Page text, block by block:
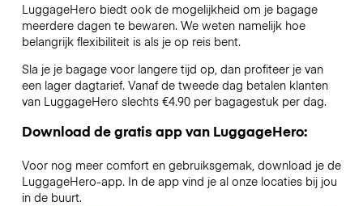
LuggageHero biedt ook de mogelijkheid om je bagage
meerdere dagen te bewaren. We weten namelijk hoe
belangrijk flexibiliteit is als je op reis bent.
Sla je je bagage voor langere tijd op, dan profiteer je van
een lager dagtarief. Vanaf de tweede dag betalen klanten
van LuggageHero slechts €4.90 per bagagestuk per dag.
Download de gratis app van LuggageHero:
Voor nog meer comfort en gebruiksgemak, download je de
LuggageHero-app. In de app vind je al onze locaties bij jou
in de buurt.